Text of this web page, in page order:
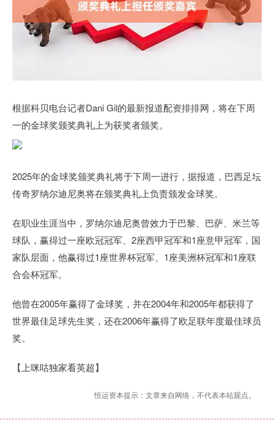
根据科贝电台记者Dani Gil的最新报道配资排排网，将在下周
一的金球奖颁奖典礼上为获奖者颁奖。
2025年的金球奖颁奖典礼将于下周一进行，据报道，巴西足坛
传奇罗纳尔迪尼奥将在颁奖典礼上负责颁发金球奖。
在职业生涯当中，罗纳尔迪尼奥曾效力于巴黎、巴萨、米兰等
球队，赢得过一座欧冠冠军、2座西甲冠军和1座意甲冠军，国
家队层面，他赢得过1座世界杯冠军、1座美洲杯冠军和1座联
合会杯冠军。
他曾在2005年赢得了金球奖，并在2004年和2005年都获得了
世界最佳足球先生奖，还在2006年赢得了欧足联年度最佳球员
奖。
【上咪咕独家看英超】
恒运资本提示：文章来自网络，不代表本站观点。